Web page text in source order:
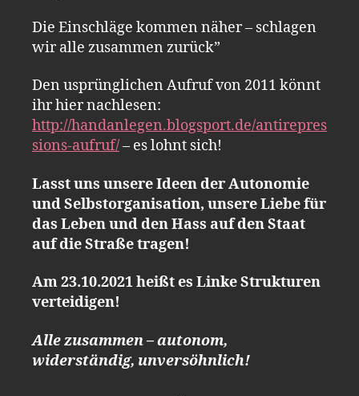
Die Einschläge kommen näher – schlagen
wir alle zusammen zurück”
Den usprünglichen Aufruf von 2011 könnt
ihr hier nachlesen:
http://handanlegen.blogsport.de/antirepres
sions-aufruf/– es lohnt sich!
Lasst uns unsere Ideen der Autonomie
und Selbstorganisation, unsere Liebe für
das Leben und den Hass auf den Staat
auf die Straße tragen!
Am 23.10.2021 heißt es Linke Strukturen
verteidigen!
Alle zusammen – autonom,
widerständig, unversöhnlich!